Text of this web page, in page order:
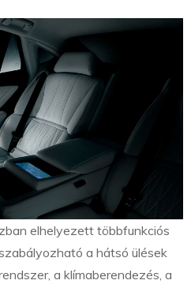
elhelyezett többfunkciós
a hátsó ülések
a klímaberendezés, a